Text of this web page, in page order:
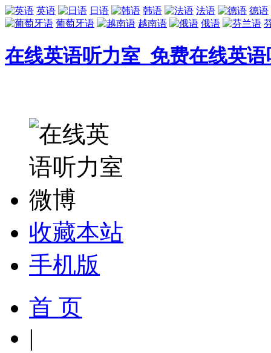
英语 日语 韩语 法语
德语
葡萄牙语
越南语 俄语
在线英语听力室_免费在线英
收藏本站
手机版
首 页
|